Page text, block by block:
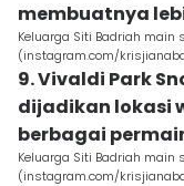
membuatnya
Keluarga Siti Badriah main
(instagram.com/
9. Vivaldi Park
dijadikan lokasi
berbagai
Keluarga Siti Badriah main
(instagram.com/